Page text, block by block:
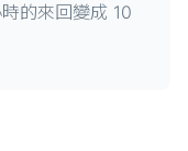
的來回變成 10